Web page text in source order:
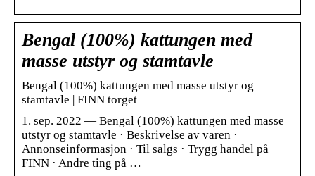
Bengal (100%) kattungen med
masse utstyr og stamtavle
Bengal (100%) kattungen med masse utstyr og
stamtavle | FINN torget
1. sep. 2022 — Bengal (100%) kattungen med masse
utstyr og stamtavle · Beskrivelse av varen ·
Annonseinformasjon · Til salgs · Trygg handel på
FINN · Andre ting på …